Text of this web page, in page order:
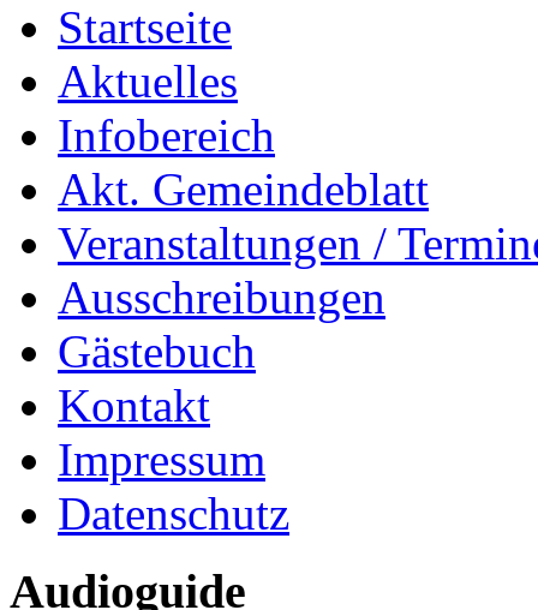
Startseite
Aktuelles
Infobereich
Akt. Gemeindeblatt
Veranstaltungen /
Ausschreibungen
Gästebuch
Kontakt
Impressum
Datenschutz
Audioguide